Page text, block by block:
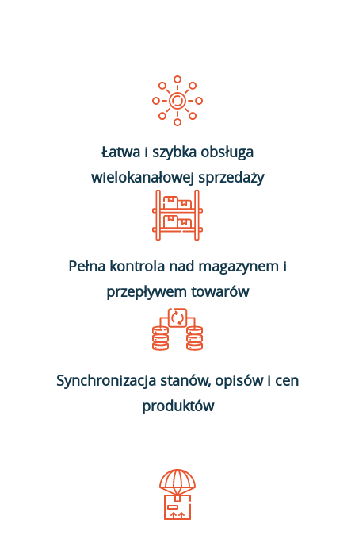
Łatwa i szybka obsługa
wielokanałowej sprzedaży
Pełna kontrola nad magazynem i
przepływem towarów
Synchronizacja stanów, opisów i cen
produktów